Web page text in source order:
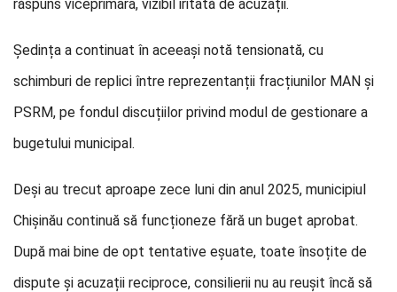
răspuns viceprimara, vizibil iritată de acuzații.
Ședința a continuat în aceeași notă tensionată, cu
schimburi de replici între reprezentanții fracțiunilor MAN și
PSRM, pe fondul discuțiilor privind modul de gestionare a
bugetului municipal.
Deși au trecut aproape zece luni din anul 2025, municipiul
Chișinău continuă să funcționeze fără un buget aprobat.
După mai bine de opt tentative eșuate, toate însoțite de
dispute și acuzații reciproce, consilierii nu au reușit încă să